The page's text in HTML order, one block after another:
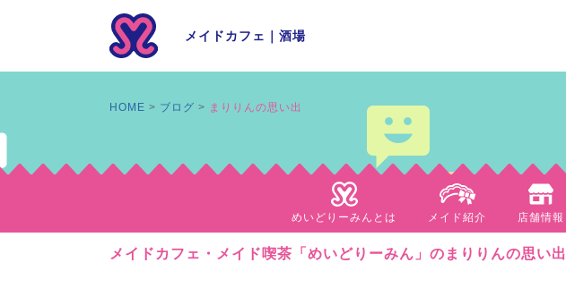
メイドカフェ ｜ 酒場
めいどりーみんとは メイド紹介 店舗情報
メイドカフェ・メイド喫茶「めいどりーみん」のまりりんの思い出
HOME ブログ まりりんの思い出